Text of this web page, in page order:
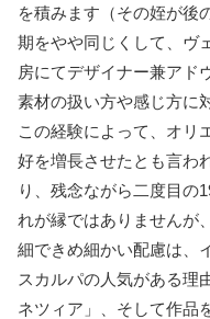
を積みます（その姪が後
期をやや同じくして、ヴ
房にてデザイナー兼アド
素材の扱い方や感じ方に
この経験によって、オリ
好を増長させたとも言わ
り、残念ながら二度目の
れが縁ではありませんが
細できめ細かい配慮は、
スカルパの人気がある理
ネツィア」、そして作品